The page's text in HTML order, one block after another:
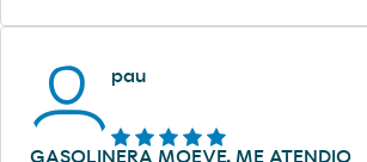
pau
GASOLINERA MOEVE, ME ATENDIO